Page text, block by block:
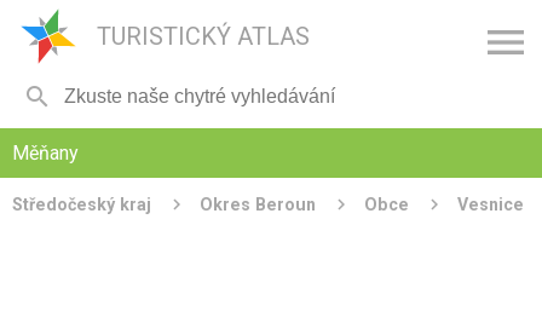
TURISTICKÝ ATLAS 

Měňany
Středočeský kraj Okres Beroun Obce Vesnice